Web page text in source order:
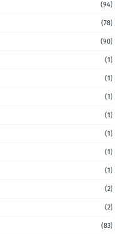
(94)
(78)
(90)
(1)
(1)
(1)
(1)
(1)
(1)
(1)
(2)
(2)
(83)